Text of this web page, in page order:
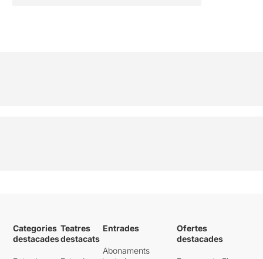
Categories
destacades
Teatres
destacats
Entrades
Abonaments
Ofertes
destacades